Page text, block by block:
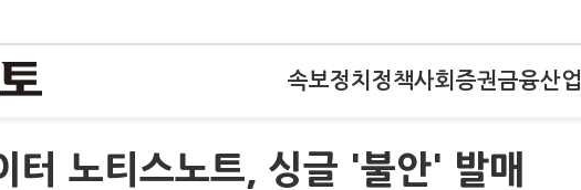
속보정치 정책사회 증권금융산업
터 노티스노트, 싱글 '불안' 발매